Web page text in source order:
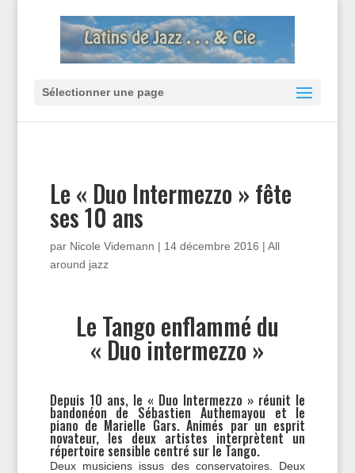
Sélectionner une page
Le « Duo Intermezzo » fête
ses 10 ans
par Nicole Videmann | 14 décembre 2016 | All
around jazz
Le Tango enflammé du
« Duo intermezzo »
Depuis 10 ans, le « Duo Intermezzo » réunit le
bandonéon de Sébastien Authemayou et le
piano de Marielle Gars. Animés par un esprit
novateur, les deux artistes interprètent un
répertoire sensible centré sur le Tango.
Deux musiciens issus des conservatoires. Deux